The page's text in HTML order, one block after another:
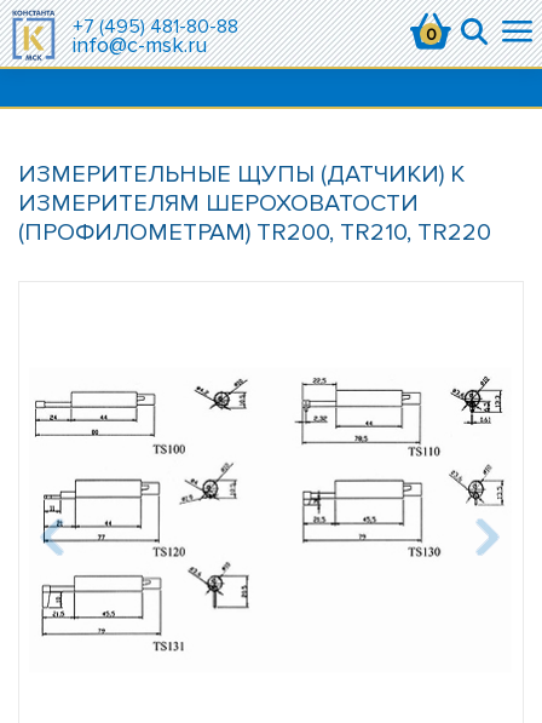
0
+7 (495) 481-80-88
info@c-msk.ru
ИЗМЕРИТЕЛЬНЫЕ ЩУПЫ (ДАТЧИКИ) К
ИЗМЕРИТЕЛЯМ ШЕРОХОВАТОСТИ
(ПРОФИЛОМЕТРАМ) TR200, TR210, TR220
Измерительные
щупы
(датчики)
к
измерителям
шероховатости